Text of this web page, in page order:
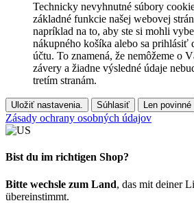
Technicky nevyhnutné súbory
základné funkcie našej webovej
napríklad na to, aby ste si mohli
nákupného košíka alebo sa prihlásiť
účtu. To znamená, že nemôžeme o
závery a žiadne výsledné údaje
tretím stranám.
Uložiť nastavenia. Súhlasiť Len povinné
Zásady ochrany osobných údajov
Bist du im richtigen Shop?
Bitte wechsle zum Land, das mit deiner
übereinstimmt.